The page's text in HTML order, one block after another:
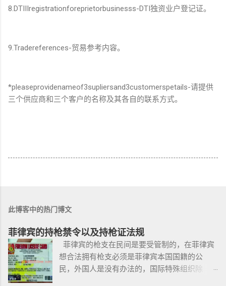
8.DTIIIregistrationforeprietorbusinesss-DTI独资业户登记证。
9.Tradereferences-贸易参考内容。
*pleaseprovidenameof3supliersand3customerspetails-请提供
三个供应商和三个客户的名称及其各自的联系方式。
此博客中的热门博文
菲律宾的持枪禁令以及持枪证法规
菲律宾的枪支在民间是要受管制的，在菲律宾
想合法拥有枪支必须是菲律宾本国国籍的公
民，外国人是没有办法的，国际特殊组织除